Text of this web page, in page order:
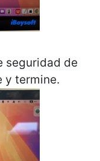
seguridad de
y termine.